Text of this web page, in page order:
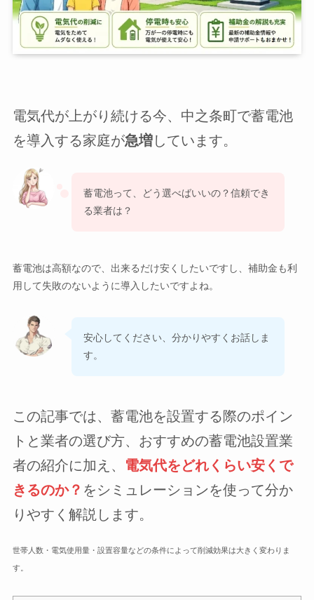
電気代が上がり続ける今、中之条町で蓄電池
を導入する家庭が急増しています。
蓄電池って、どう選べばいいの？信頼でき
る業者は？
蓄電池は高額なので、出来るだけ安くしたいですし、補助金も利
用して失敗のないように導入したいですよね。
安心してください、分かりやすくお話しま
す。
この記事では、蓄電池を設置する際のポイン
トと業者の選び方、おすすめの蓄電池設置業
者の紹介に加え、 電気代をどれくらい安くで
きるのか？ をシミュレーションを使って分か
りやすく解説します。
世帯人数・電気使用量・設置容量などの条件によって削減効果は大きく変わりま
す。